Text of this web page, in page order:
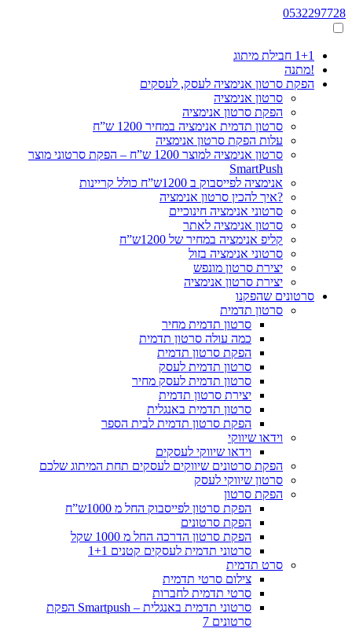
0532297728
1+1 חבילת מיתוג
!מתנה
הפקת סרטון אנימציה לעסק, לעסקים
סרטון אנימציה
הפקת סרטון אנימציה
סרטון תדמית אנימציה במחיר 1200 ש”ח
עלות הפקת סרטון אנימציה
סרטון אנימציה למוצר 1200 ש”ח – הפקת סרטוני מוצר
SmartPush
אנימציה לפייסבוק ב 1200ש”ח כולל קריינות
?איך להכין סרטון אנימציה
סרטוני אנימציה חינוכיים
סרטון אנימציה לאתר
קליפ אנימציה במחיר של 1200ש”ח
סרטוני אנימציה בזול
יצירת סרטון מונפש
יצירת סרטון אנימציה
סרטונים שהפקנו
סרטון תדמית
סרטון תדמית מחיר
כמה עולה סרטון תדמית
הפקת סרטון תדמית
סרטון תדמית לעסק
סרטון תדמית לעסק מחיר
יצירת סרטון תדמית
סרטון תדמית באנגלית
הפקת סרטון תדמית לבית הספר
וידאו שיווקי
וידאו שיווקי לעסקים
הפקת סרטונים שיווקים לעסקים תחת המיתוג שלכם
סרטון שיווקי לעסק
הפקת סרטון
הפקת סרטון לפייסבוק החל מ 1000ש”ח
הפקת סרטונים
הפקת סרטון הדרכה החל מ 1000 שקל
סרטוני תדמית לעסקים קטנים 1+1
סרט תדמית
צילום סרטי תדמית
סרטי תדמית לחברות
סרטוני תדמית באנגלית – Smartpush הפקת
סרטונים 7